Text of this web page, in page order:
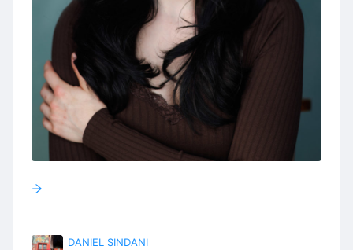
DANIEL SINDANI